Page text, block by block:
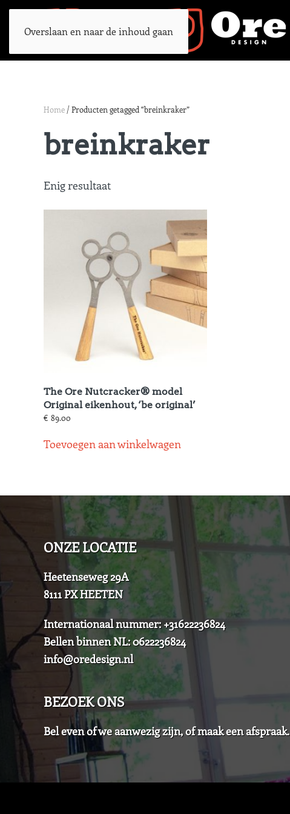
Overslaan en naar de inhoud gaan
Home / Producten getagged “breinkraker”
breinkraker
Enig resultaat
The Ore Nutcracker® model
Original eikenhout, ‘be original’
€ 89.00
Toevoegen aan winkelwagen
ONZE LOCATIE
Heetenseweg 29A
8111 PX HEETEN
Internationaal nummer: +31622236824
Bellen binnen NL: 0622236824
info@oredesign.nl
BEZOEK ONS
Bel even of we aanwezig zijn, of maak een afspraak.